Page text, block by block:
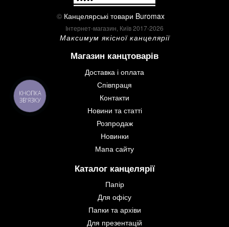
© Канцелярські товари Buromax
Інтернет-магазин, Київ 2017-2026
Максимум якісної канцелярії
Магазин канцтоварів
Доставка і оплата
Співпраця
Контакти
Новини та статті
Розпродаж
Новинки
Мапа сайту
Каталог канцелярії
Папір
Для офісу
Папки та архіви
Для презентацій
КНОПКА
ЗВ'ЯЗКУ